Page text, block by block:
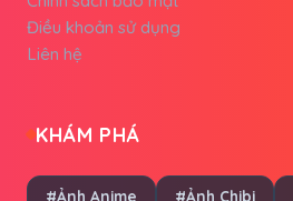
Điều khoản sử dụng
Liên hệ
KHÁM PHÁ
#Ảnh Anime #Ảnh Chibi